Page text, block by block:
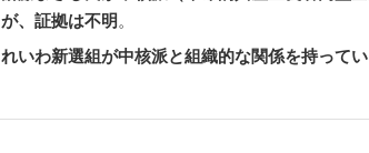
が、証拠は不明。
れいわ新選組が中核派と組織的な関係を持って